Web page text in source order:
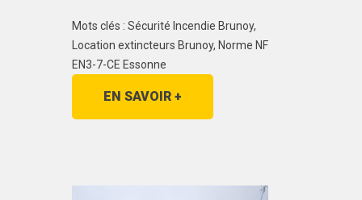
Mots clés : Sécurité Incendie Brunoy,
Location extincteurs Brunoy, Norme NF
EN3-7-CE Essonne
EN SAVOIR +